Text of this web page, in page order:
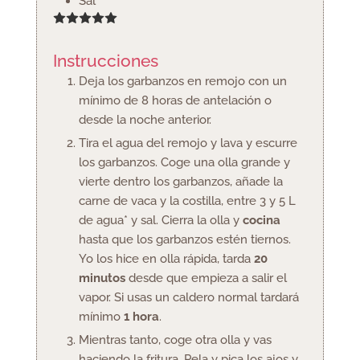
Instrucciones
Deja los garbanzos en remojo con un
mínimo de 8 horas de antelación o
desde la noche anterior.
Tira el agua del remojo y lava y escurre
los garbanzos. Coge una olla grande y
vierte dentro los garbanzos, añade la
carne de vaca y la costilla, entre 3 y 5 L
de agua* y sal. Cierra la olla y cocina
hasta que los garbanzos estén tiernos.
Yo los hice en olla rápida, tarda 20
minutosdesde que empieza a salir el
vapor. Si usas un caldero normal tardará
mínimo 1 hora.
Mientras tanto, coge otra olla y vas